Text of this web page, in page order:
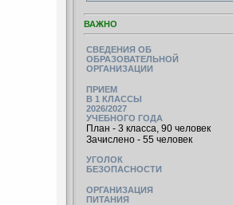
ВАЖНО
СВЕДЕНИЯ ОБ
ОБРАЗОВАТЕЛЬНОЙ
ОРГАНИЗАЦИИ
ПРИЕМ
В 1 КЛАССЫ
2026/2027
УЧЕБНОГО ГОДА
План - 3 класса, 90 человек
Зачислено - 55 человек
УГОЛОК
БЕЗОПАСНОСТИ
ОРГАНИЗАЦИЯ
ПИТАНИЯ